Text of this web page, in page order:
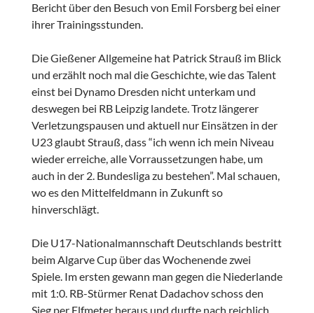
Bericht über den Besuch von Emil Forsberg bei einer
ihrer Trainingsstunden.
Die Gießener Allgemeine hat Patrick Strauß im Blick
und erzählt noch mal die Geschichte, wie das Talent
einst bei Dynamo Dresden nicht unterkam und
deswegen bei RB Leipzig landete. Trotz längerer
Verletzungspausen und aktuell nur Einsätzen in der
U23 glaubt Strauß, dass “ich wenn ich mein Niveau
wieder erreiche, alle Vorraussetzungen habe, um
auch in der 2. Bundesliga zu bestehen”. Mal schauen,
wo es den Mittelfeldmann in Zukunft so
hinverschlägt.
Die U17-Nationalmannschaft Deutschlands bestritt
beim Algarve Cup über das Wochenende zwei
Spiele. Im ersten gewann man gegen die Niederlande
mit 1:0. RB-Stürmer Renat Dadachov schoss den
Sieg per Elfmeter heraus und durfte nach reichlich